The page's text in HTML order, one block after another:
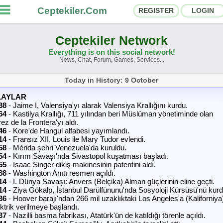
Ceptekiler.Com REGISTER LOGIN
Social Shares
Rooms App Ecosystem
Contact
Us
Ceptekiler.Com - v2025.01
Licence F.A.Q. C.S. Contract
Ceptekiler Network
Everything is on this social network!
News, Chat, Forum, Games, Services...
Today in History: 9 October
- Jaime I, Valensiya'yı alarak Valensiya Krallığını kurdu.
- Kastilya Krallığı, 711 yılından beri Müslüman yönetiminde olan
de la Frontera'yı aldı.
- Kore'de Hangul alfabesi yayımlandı.
- Fransız XII. Louis ile Mary Tudor evlendi.
- Mérida şehri Venezuela'da kuruldu.
- Kırım Savaşı'nda Sivastopol kuşatması başladı.
- Isaac Singer dikiş makinesinin patentini aldı.
- Washington Anıtı resmen açıldı.
- I. Dünya Savaşı: Anvers (Belçika) Alman güçlerinin eline geçti.
- Ziya Gökalp, İstanbul Darülfünunu'nda Sosyoloji Kürsüsü'nü
- Hoover barajı'ndan 266 mil uzaklıktaki Los Angeles'a
verilmeye başlandı.
- Nazilli basma fabrikası, Atatürk'ün de katıldığı törenle açıldı.